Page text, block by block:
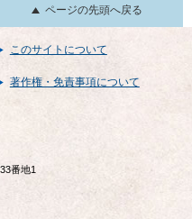
ページの先頭へ戻る
このサイトについて
著作権・免責事項について
番地1